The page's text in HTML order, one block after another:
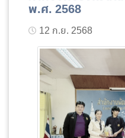
พ.ศ. 2568
12 ก.ย. 2568